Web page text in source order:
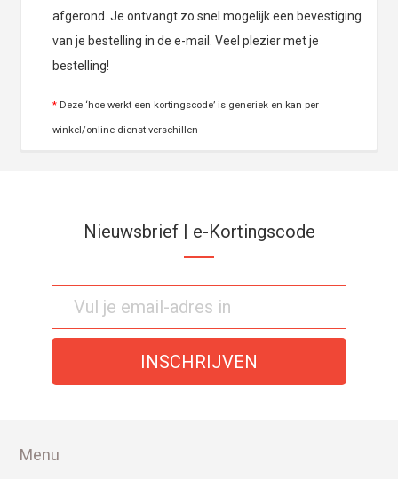
afgerond. Je ontvangt zo snel mogelijk een bevestiging
van je bestelling in de e-mail. Veel plezier met je
bestelling!
* Deze ‘hoe werkt een kortingscode’ is generiek en kan per
winkel/online dienst verschillen
Nieuwsbrief | e-Kortingscode
Menu